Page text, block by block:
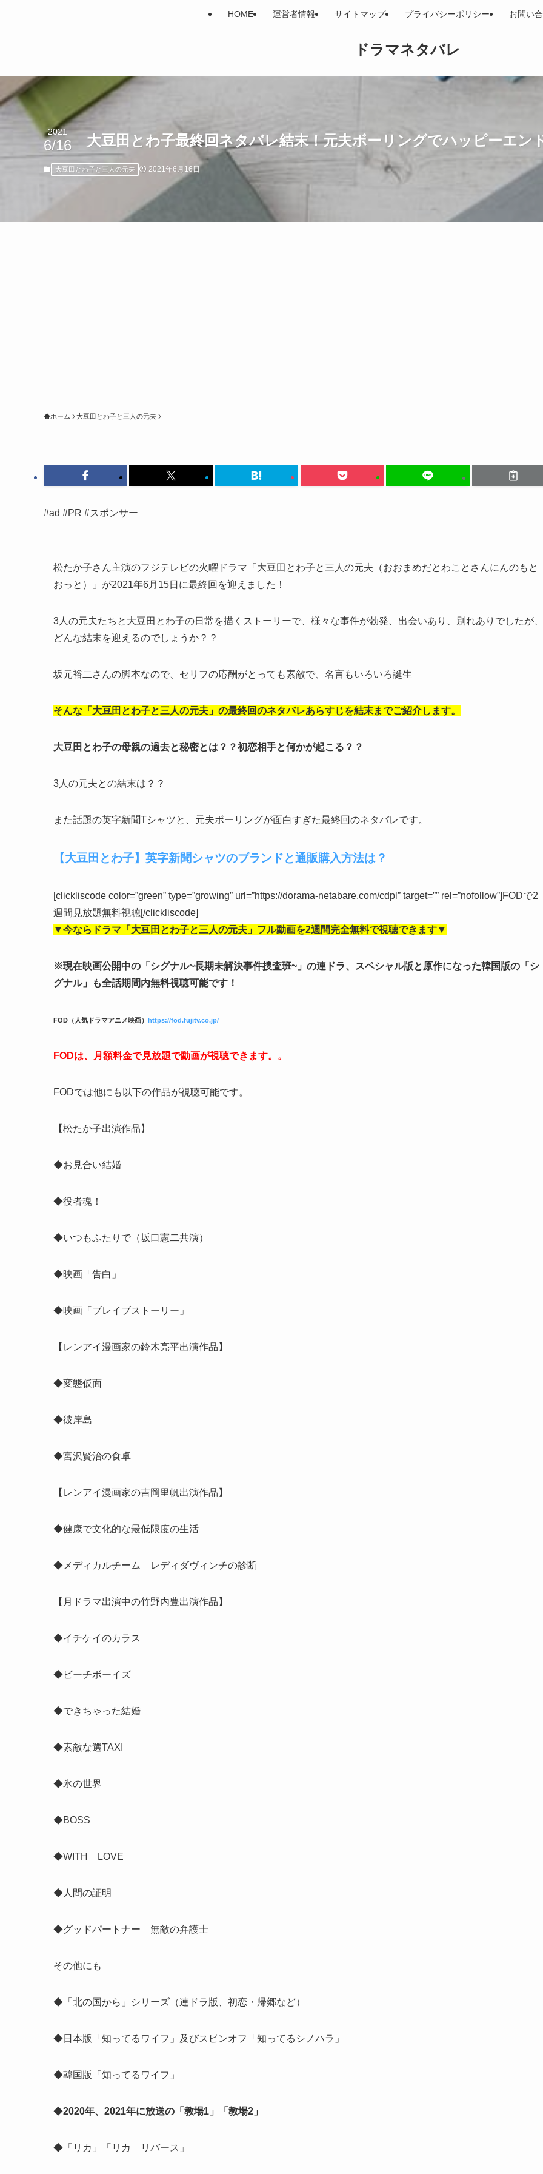
ドラマネタバレ
HOME 運営者情報 サイトマップ プライバシーポリシー お問い
大豆田とわ子最終回ネタバレ結末！元夫ボーリングでハッピーエン
2021
6/16
大豆田とわ子と三人の元夫 2021年6月16日
ホーム 大豆田とわ子と三人の元夫
#ad #PR #スポンサー
松たか子さん主演のフジテレビの火曜ドラマ「大豆田とわ子と三人の元夫（おおまめだとわことさんにんのもと
おっと）」が2021年6月15日に最終回を迎えました！
3人の元夫たちと大豆田とわ子の日常を描くストーリーで、様々な事件が勃発、出会いあり、別れありでしたが、
どんな結末を迎えるのでしょうか？？
坂元裕二さんの脚本なので、セリフの応酬がとっても素敵で、名言もいろいろ誕生
そんな「大豆田とわ子と三人の元夫」の最終回のネタバレあらすじを結末までご紹介します。
大豆田とわ子の母親の過去と秘密とは？？初恋相手と何かが起こる？？
3人の元夫との結末は？？
また話題の英字新聞Tシャツと、元夫ボーリングが面白すぎた最終回のネタバレです。
【大豆田とわ子】英字新聞シャツのブランドと通販購入方法は？
[clickliscode color=”green” type=”growing” url=”https://dorama-netabare.com/cdpl” target=”” rel=”nofollow”]FODで2
週間見放題無料視聴[/clickliscode]
▼今ならドラマ「大豆田とわ子と三人の元夫」フル動画を2週間完全無料で視聴できます▼
※現在映画公開中の「シグナル~長期未解決事件捜査班~」の連ドラ、スペシャル版と原作になった韓国版の「シ
グナル」も全話期間内無料視聴可能です！
FOD（人気ドラマアニメ映画） https://fod.fujitv.co.jp/
FODは、月額料金で見放題で動画が視聴できます。。
FODでは他にも以下の作品が視聴可能です。
【松たか子出演作品】
◆お見合い結婚
◆役者魂！
◆いつもふたりで（坂口憲二共演）
◆映画「告白」
◆映画「ブレイブストーリー」
【レンアイ漫画家の鈴木亮平出演作品】
◆変態仮面
◆彼岸島
◆宮沢賢治の食卓
【レンアイ漫画家の吉岡里帆出演作品】
◆健康で文化的な最低限度の生活
◆メディカルチーム レディダヴィンチの診断
【月ドラマ出演中の竹野内豊出演作品】
◆イチケイのカラス
◆ビーチボーイズ
◆できちゃった結婚
◆素敵な選TAXI
◆氷の世界
◆BOSS
◆WITH LOVE
◆人間の証明
◆グッドパートナー 無敵の弁護士
その他にも
◆「北の国から」シリーズ（連ドラ版、初恋・帰郷など）
◆日本版「知ってるワイフ」及びスピンオフ「知ってるシノハラ」
◆韓国版「知ってるワイフ」
◆2020年、2021年に放送の「教場1」「教場2」
◆「リカ」「リカ リバース」